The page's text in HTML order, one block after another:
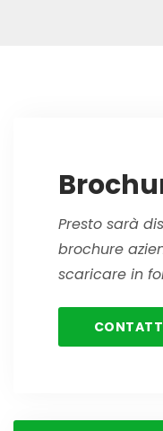
Presto sarà
brochure
scaricare in